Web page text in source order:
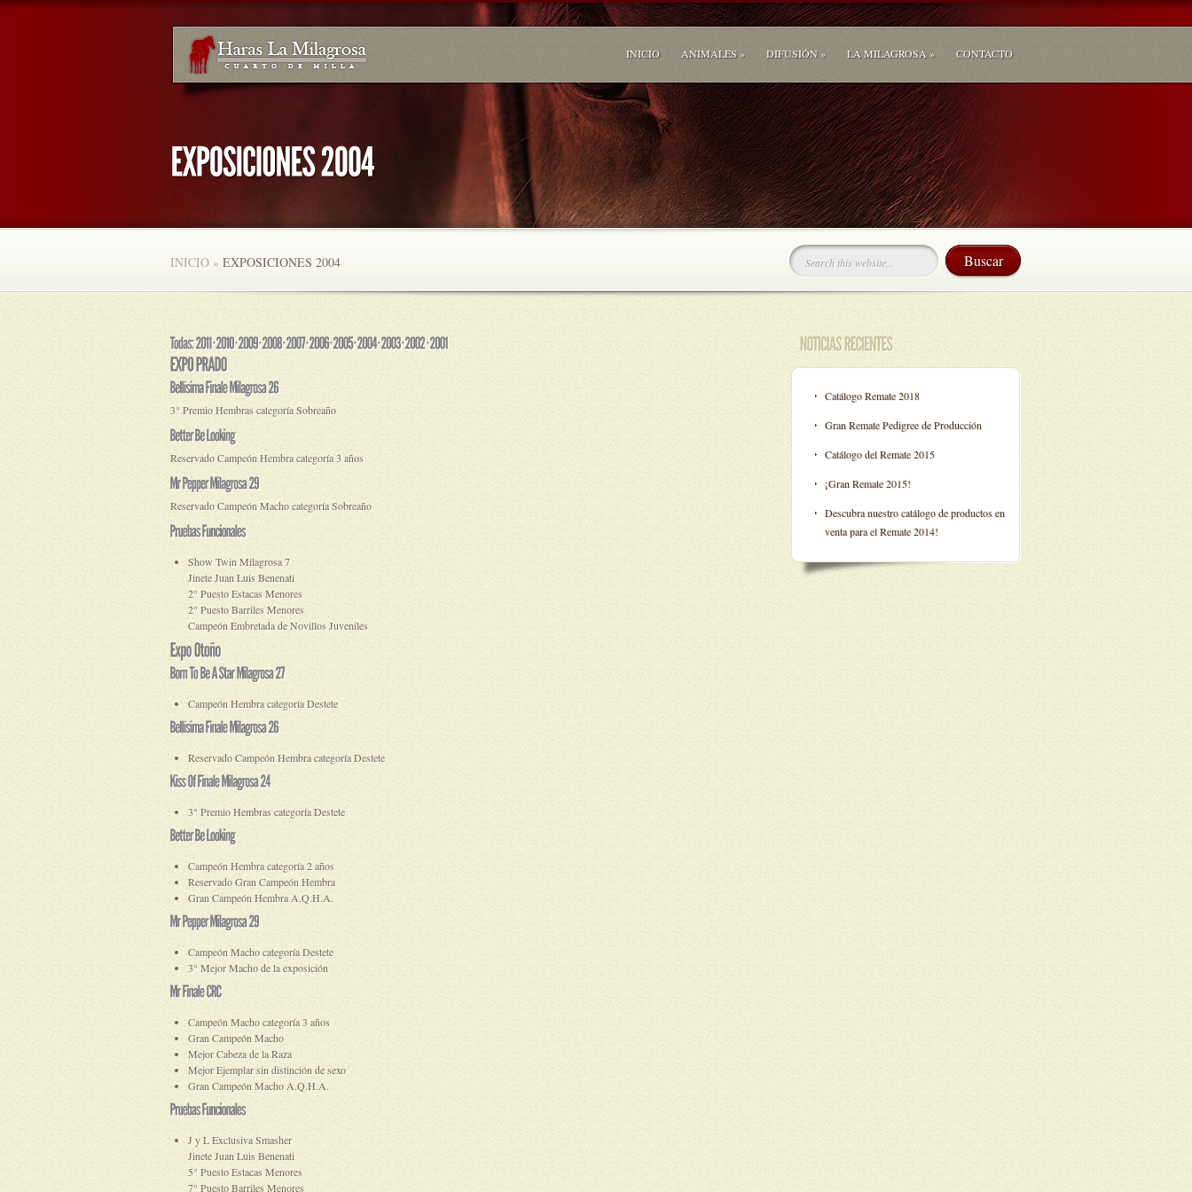
INICIO ANIMALES» DIFUSIÓN» LA MILAGROSA » CONTACTO
INICIO » EXPOSICIONES 2004
3° Premio Hembras categoría Sobreaño
Reservado Campeón Hembra categoría 3 años
Reservado Campeón Macho categoría Sobreaño
Show Twin Milagrosa 7
Jinete Juan Luis Benenati
2° Puesto Estacas Menores
2° Puesto Barriles Menores
Campeón Embretada de Novillos Juveniles
Campeón Hembra categoría Destete
Reservado Campeón Hembra categoría Destete
3° Premio Hembras categoría Destete
Campeón Hembra categoría 2 años
Reservado Gran Campeón Hembra
Gran Campeón Hembra A.Q.H.A.
Campeón Macho categoría Destete
3° Mejor Macho de la exposición
Campeón Macho categoría 3 años
Gran Campeón Macho
Mejor Cabeza de la Raza
Mejor Ejemplar sin distinción de sexo
Gran Campeón Macho A.Q.H.A.
J y L Exclusiva Smasher
Jinete Juan Luis Benenati
5° Puesto Estacas Menores
7° Puesto Barriles Menores
Catálogo Remate 2018
Gran Remate Pedigree de Producción
Catálogo del Remate 2015
¡Gran Remate 2015!
Descubra nuestro catálogo de productos en
venta para el Remate 2014!